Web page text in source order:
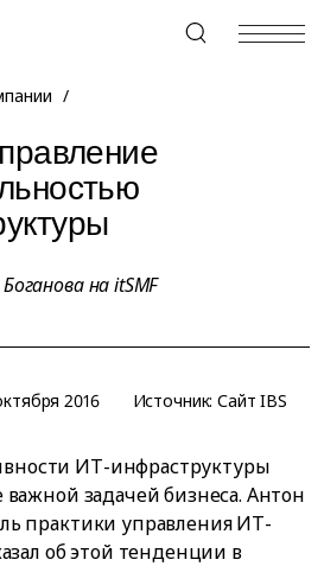
+7 (495) 967-80-80
/
на itSMF
2016 Источник: Сайт IBS
ИТ-инфраструктуры
важной задачей бизнеса. Антон
практики управления ИТ-
об этой тенденции в